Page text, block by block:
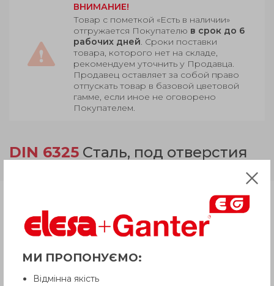
ВНИМАНИЕ!
Товар с пометкой «Есть в наличии»
отгружается Покупателю в срок до 6
рабочих дней. Сроки поставки
товара, которого нет на складе,
рекомендуем уточнить у Продавца.
Продавец оставляет за собой право
отпускать товар в базовой цветовой
гамме, если иное не оговорено
Покупателем.
DIN 6325 Сталь, под отверстия
МИ ПРОПОНУЄМО:
Відмінна якість